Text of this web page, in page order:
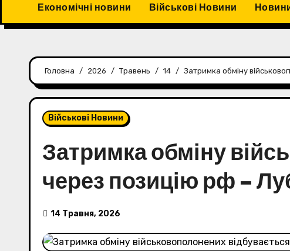
Економічні новини Військові Новини
Головна 2026 Травень 14 Затримка обміну
Військові Новини
Затримка обміну
через позицію рф –
14 Травня, 2026